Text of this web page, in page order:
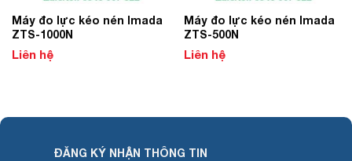
Máy đo lực kéo nén Imada
ZTS-1000N
Liên hệ
Máy đo lực kéo nén Imada
ZTS-500N
Liên hệ
ĐĂNG KÝ NHẬN THÔNG TIN